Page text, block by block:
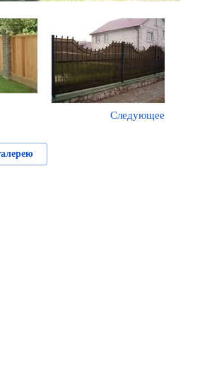
Следующее